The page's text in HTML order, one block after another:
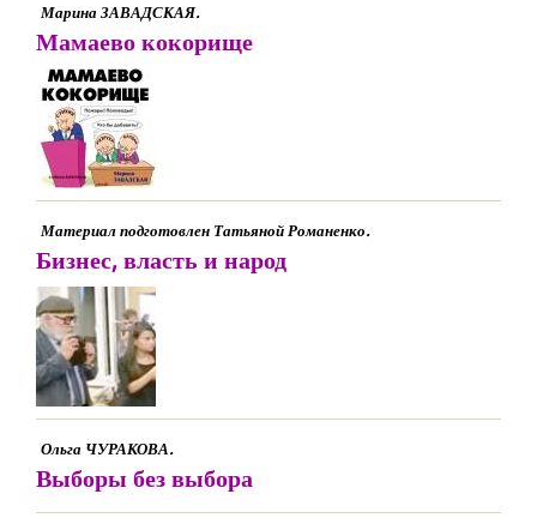
Марина ЗАВАДСКАЯ.
Мамаево кокорище
Материал подготовлен Татьяной Романенко.
Бизнес, власть и народ
Ольга ЧУРАКОВА.
Выборы без выбора